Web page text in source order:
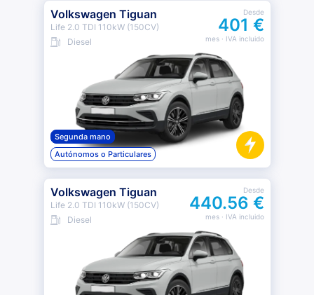
Volkswagen Tiguan
Life 2.0 TDI 110kW (150CV)
Diesel
Desde
401 €
mes· IVA incluido
Segunda mano
Autónomos o Particulares
Volkswagen Tiguan
Life 2.0 TDI 110kW (150CV)
Diesel
Desde
440.56 €
mes· IVA incluido